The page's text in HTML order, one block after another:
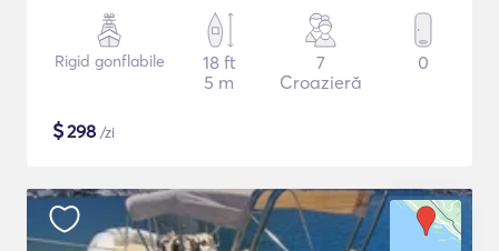
Rigid gonflabile
18 ft
5 m
7
Croazieră
0
$298 /zi